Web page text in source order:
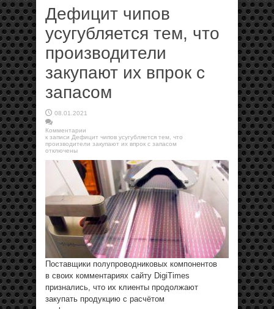
Дефицит чипов
усугубляется тем, что
производители
закупают их впрок с
запасом
08.01.2021
Комментарии
к записи Дефицит чипов усугубляется тем, что
производители закупают их впрок с запасом
отключены
Поставщики полупроводниковых компонентов
в своих комментариях сайту DigiTimes
признались, что их клиенты продолжают
закупать продукцию с расчётом